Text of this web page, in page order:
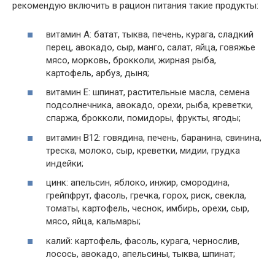
рекомендую включить в рацион питания такие продукты:
витамин A: батат, тыква, печень, курага, сладкий
перец, авокадо, сыр, манго, салат, яйца, говяжье
мясо, морковь, брокколи, жирная рыба,
картофель, арбуз, дыня;
витамин E: шпинат, растительные масла, семена
подсолнечника, авокадо, орехи, рыба, креветки,
спаржа, брокколи, помидоры, фрукты, ягоды;
витамин B12: говядина, печень, баранина, свинина,
треска, молоко, сыр, креветки, мидии, грудка
индейки;
цинк: апельсин, яблоко, инжир, смородина,
грейпфрут, фасоль, гречка, горох, риск, свекла,
томаты, картофель, чеснок, имбирь, орехи, сыр,
мясо, яйца, кальмары;
калий: картофель, фасоль, курага, чернослив,
лосось, авокадо, апельсины, тыква, шпинат;